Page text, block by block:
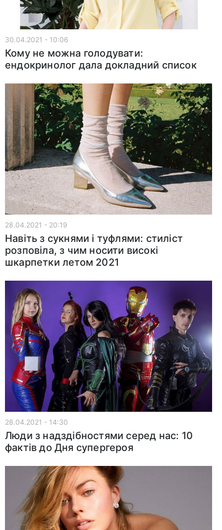
30.04.2021 - 10:06
Кому не можна голодувати:
ендокринолог дала докладний список
28.04.2021 - 20:19
Навіть з сукнями і туфлями: стиліст
розповіла, з чим носити високі
шкарпетки летом 2021
28.04.2021 - 14:30
Люди з надздібностями серед нас: 10
фактів до Дня супергероя